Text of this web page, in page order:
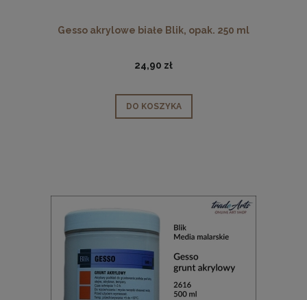
Gesso akrylowe białe Blik, opak. 250 ml
24,90 zł
DO KOSZYKA